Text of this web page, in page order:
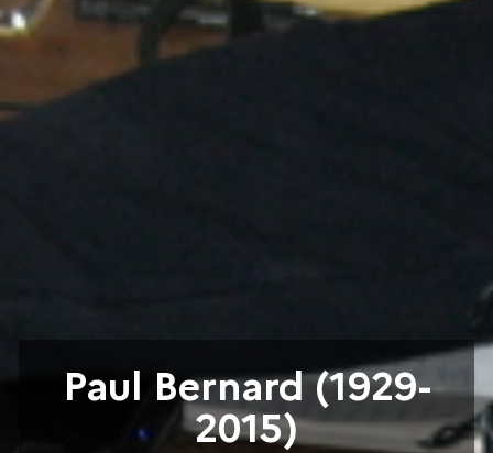
Paul Bernard (1929-
2015)